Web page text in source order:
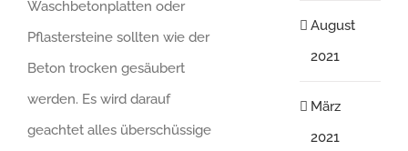
Waschbetonplatten oder
Pflastersteine sollten wie der
Beton trocken gesäubert
werden. Es wird darauf
geachtet alles überschüssige
August
2021
März
2021